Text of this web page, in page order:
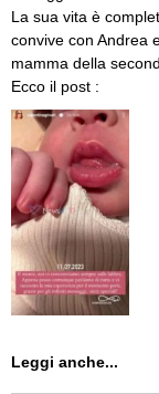
La sua vita è
convive con Andrea
mamma della
Ecco il post :
Leggi anche...